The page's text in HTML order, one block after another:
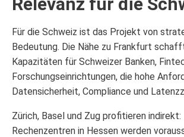
Für die Schweiz ist das Projekt von
Bedeutung. Die Nähe zu Frankfurt
Kapazitäten für Schweizer Banken,
Forschungseinrichtungen, die hohe
Datensicherheit, Compliance und
Zürich, Basel und Zug profitieren indirekt:
Rechenzentren in Hessen werden